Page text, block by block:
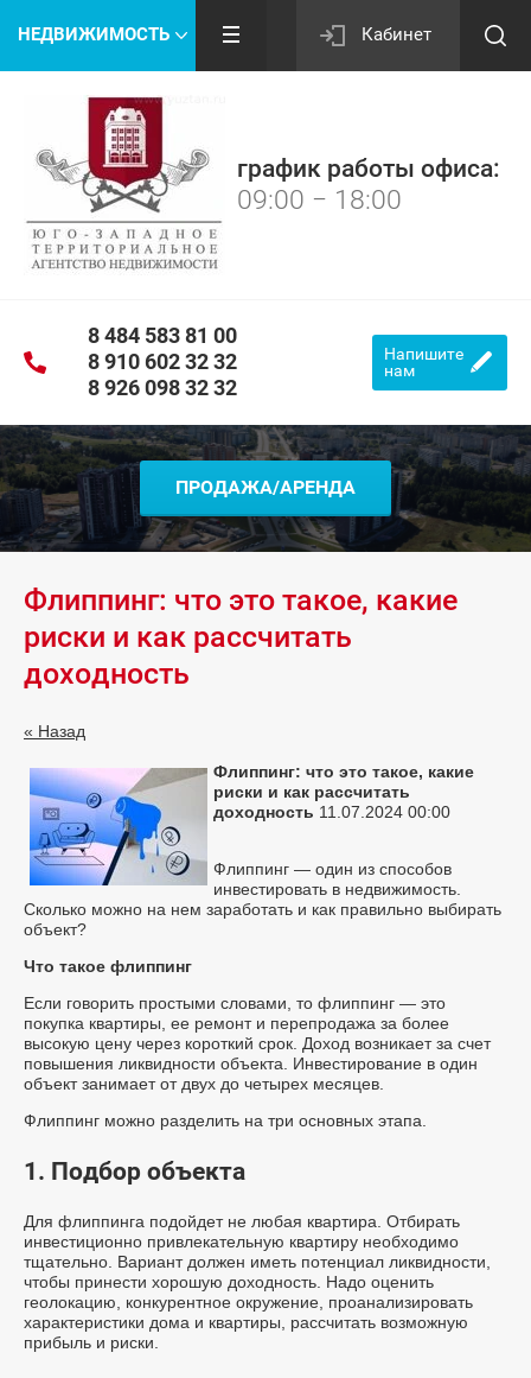
НЕДВИЖИМОСТЬ Кабинет
график работы офиса:
09:00 − 18:00
8 484 583 81 00
8 910 602 32 32
8 926 098 32 32
Напишите
нам
ПРОДАЖА/АРЕНДА
Флиппинг: что это такое, какие
риски и как рассчитать
доходность
« Назад
Флиппинг: что это такое, какие
риски и как рассчитать
доходность 11.07.2024 00:00
Флиппинг — один из способов
инвестировать в недвижимость.
Сколько можно на нем заработать и как правильно выбирать
объект?
Что такое флиппинг
Если говорить простыми словами, то флиппинг — это
покупка квартиры, ее ремонт и перепродажа за более
высокую цену через короткий срок. Доход возникает за счет
повышения ликвидности объекта. Инвестирование в один
объект занимает от двух до четырех месяцев.
Флиппинг можно разделить на три основных этапа.
1. Подбор объекта
Для флиппинга подойдет не любая квартира. Отбирать
инвестиционно привлекательную квартиру необходимо
тщательно. Вариант должен иметь потенциал ликвидности,
чтобы принести хорошую доходность. Надо оценить
геолокацию, конкурентное окружение, проанализировать
характеристики дома и квартиры, рассчитать возможную
прибыль и риски.